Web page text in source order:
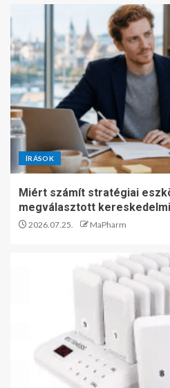
ÍRÁSOK
Miért számít stratégiai
megválasztott
2026.07.25. MaPharm